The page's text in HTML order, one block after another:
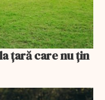
țară care nu țin